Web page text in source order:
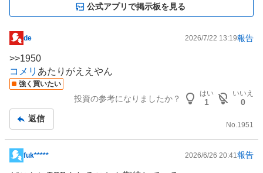
公式アプリで掲示板を見る
掲
示
板
記
de 2026/7/22 13:19報告
>>1950
コメリ あたりがええやん
強く買いたい
投資の参考になりましたか？
はい
1
いいえ
0
返信
No. 1951
掲
fuk***** 2026/6/26 20:41 報告